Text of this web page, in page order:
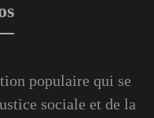
populaire qui se
sociale et de la